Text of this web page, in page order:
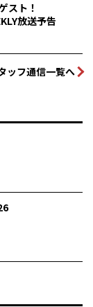
スト！
放送予告
ッフ通信一覧へ